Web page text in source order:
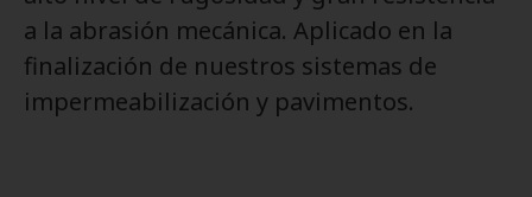
a la abrasión mecánica. Aplicado en la
finalización de nuestros sistemas de
impermeabilización y pavimentos.